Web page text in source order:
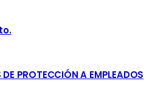
PROTECCIÓN A EMPLEADOS